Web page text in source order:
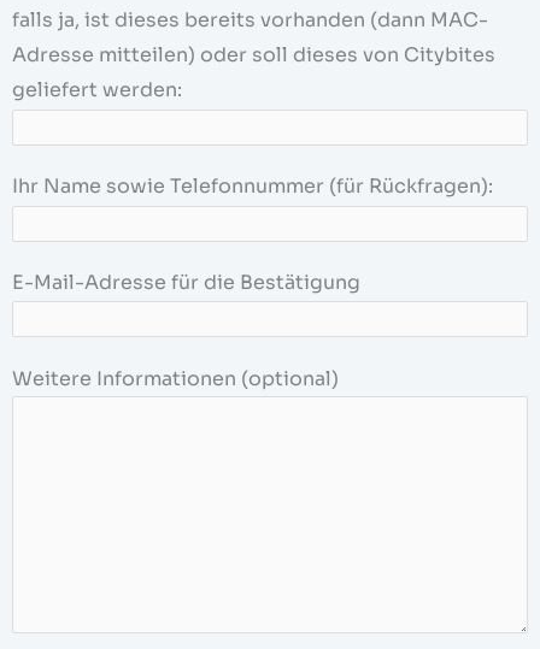
falls ja, ist dieses bereits vorhanden (dann MAC-
Adresse mitteilen) oder soll dieses von Citybites
geliefert werden:
Ihr Name sowie Telefonnummer (für Rückfragen):
E-Mail-Adresse für die Bestätigung
Weitere Informationen (optional)